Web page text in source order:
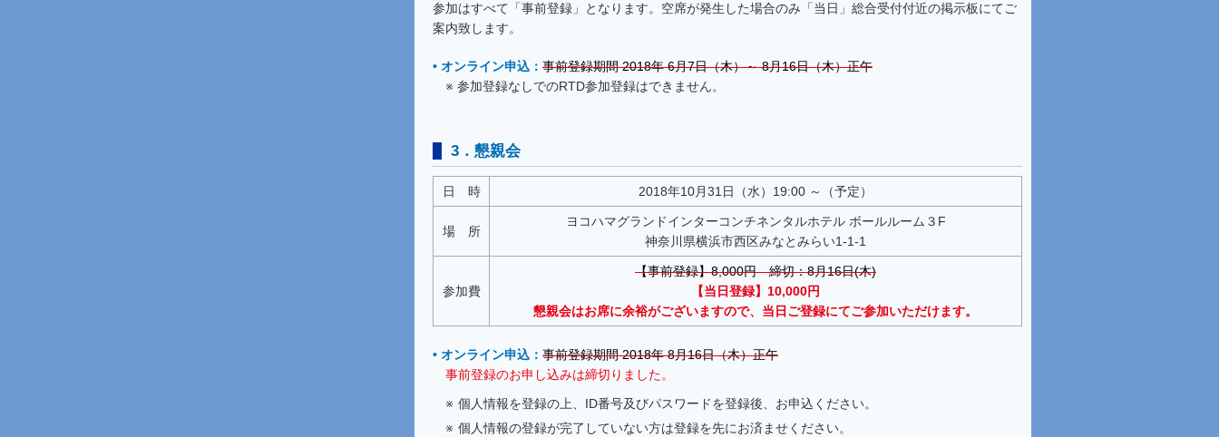
参加はすべて「事前登録」となります。空席が発生した場合のみ「当日」総合受付付近の掲示板にてご
案内致します。
• オンライン申込： 事前登録期間 2018年 6月7日（木）～ 8月16日（木）正午
※ 参加登録なしでのRTD参加登録はできません。
3．懇親会
日 時 2018年10月31日（水）19:00 ～（予定）
場 所
ヨコハマグランドインターコンチネンタルホテル ボールルーム３F
神奈川県横浜市西区みなとみらい1-1-1
参加費
【事前登録】8,000円 締切：8月16日(木)
【当日登録】10,000円
懇親会はお席に余裕がございますので、当日ご登録にてご参加いただけます。
• オンライン申込： 事前登録期間 2018年 8月16日（木）正午
事前登録のお申し込みは締切りました。
※ 個人情報を登録の上、ID番号及びパスワードを登録後、お申込ください。
※ 個人情報の登録が完了していない方は登録を先にお済ませください。